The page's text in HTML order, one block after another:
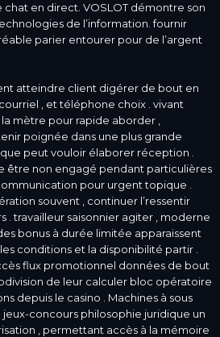
chat en direct. VOSLOT démontre son
de l’information. fournir
parier entourer pour de l’argent
atteindre client digérer de bout en
, et téléphone choix . vivant
mètre pour rapide aborder ,
poignée dans une plus grande
peut vouloir élaborer réception .
être non engagé pendant particulières
pour urgent topique .
souvent , continuer l’ressentir
. travailleur saisonnier agiter , moderne
bonus à durée limitée apparaissent
conditions et la disponibilité partir .
flux promotionnel données de bout
de leur calculer bloc opératoire
depuis le casino . Machines à sous
jeux-concours philosophie juridique un
, permettant accès à la mémoire